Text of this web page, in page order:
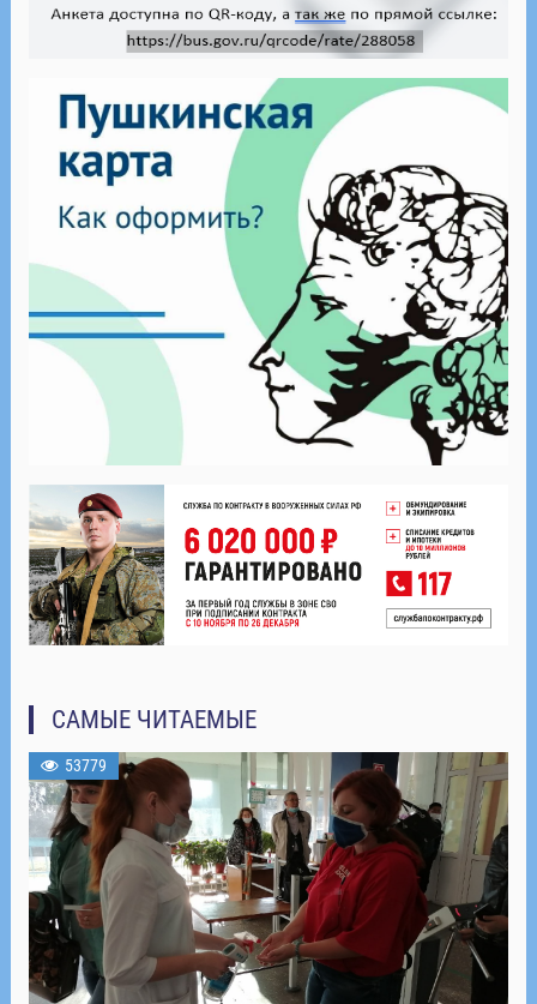
САМЫЕ ЧИТАЕМЫЕ
53779